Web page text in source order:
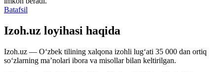
Batafsil
Izoh.uz loyihasi haqida
Izoh.uz — O‘zbek tilining xalqona izohli lug‘ati 35 000 dan ortiq
so‘zlarning ma’nolari ibora va misollar bilan keltirilgan.